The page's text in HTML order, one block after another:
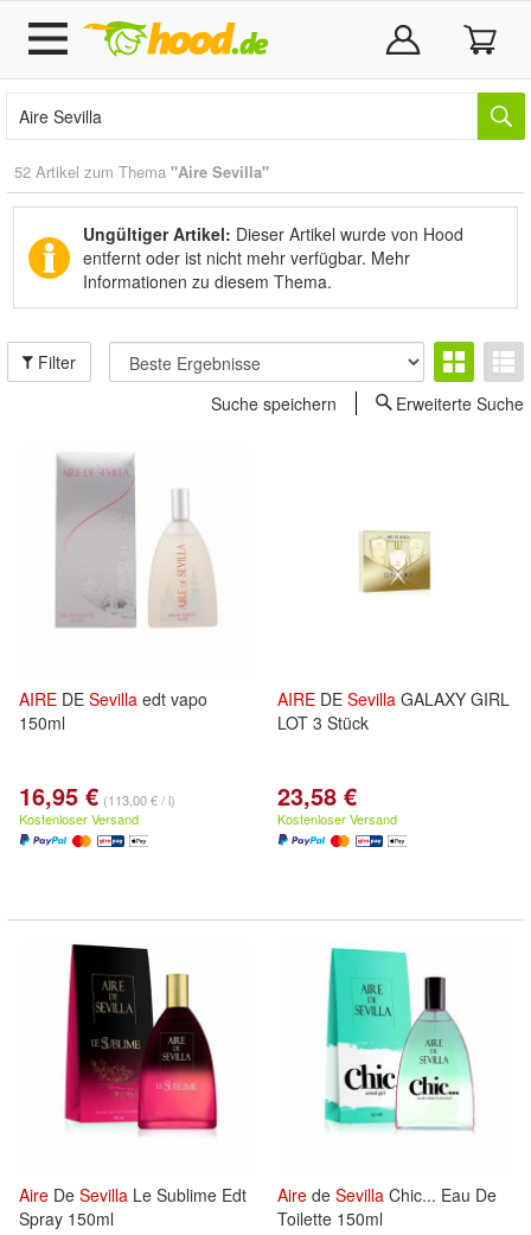
52 Artikel zum Thema "Aire Sevilla"
Ungültiger Artikel: Dieser Artikel wurde von Hood
entfernt oder ist nicht mehr verfügbar. Mehr
Informationen zu diesem Thema.
Filter
Suche speichern
Erweiterte Suche
AIRE DE Sevilla edt vapo
150ml
16,95 € (113,00 € / l)
Kostenloser Versand
AIRE DE Sevilla GALAXY GIRL
LOT 3 Stück
23,58 €
Kostenloser Versand
Aire De Sevilla Le Sublime Edt
Spray 150ml
Aire de Sevilla Chic... Eau De
Toilette 150ml